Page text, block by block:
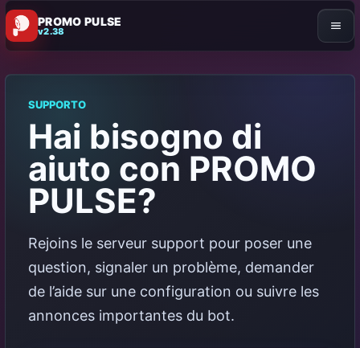
PROMO PULSE
v2.38
SUPPORTO
Hai bisogno di
aiuto con PROMO
PULSE?
Rejoins le serveur support pour poser une
question, signaler un problème, demander
de l’aide sur une configuration ou suivre les
annonces importantes du bot.